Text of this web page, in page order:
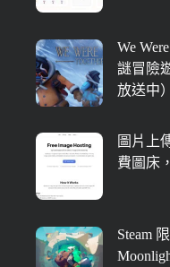
We
謎冒險
放送中）
圖片上
費圖床
Steam